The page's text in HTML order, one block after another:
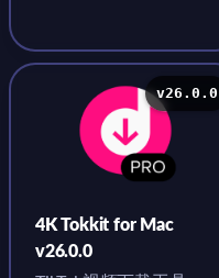
v26.0.0
4K Tokkit for Mac
v26.0.0